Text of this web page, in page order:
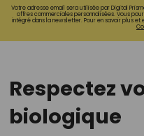
Votre adresse email sera utilisée par Digital
offres commerciales personnalisées. Vous
intégré dans la newsletter. Pour en savoir plus
Respectez
biologique